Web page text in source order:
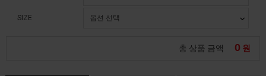
SIZE
총 상품 금액 0 원